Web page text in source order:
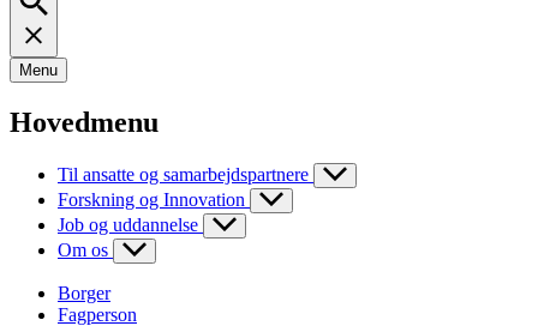
Menu
Hovedmenu
Til ansatte og samarbejdspartnere
Forskning og Innovation
Job og uddannelse
Om os
Borger
Fagperson